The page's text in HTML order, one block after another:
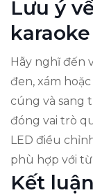
Lưu ý
karaoke
Hãy nghĩ đến
đen, xám
cúng và sang
đóng vai trò
LED điều
phù hợp với
Kết